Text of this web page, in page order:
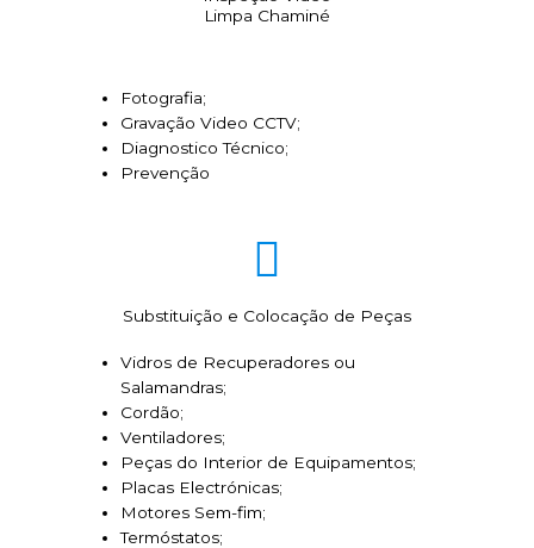
Limpa Chaminé
Fotografia;
Gravação Video CCTV;
Diagnostico Técnico;
Prevenção
Substituição e Colocação de Peças
Vidros de Recuperadores ou
Salamandras;
Cordão;
Ventiladores;
Peças do Interior de Equipamentos;
Placas Electrónicas;
Motores Sem-fim;
Termóstatos;